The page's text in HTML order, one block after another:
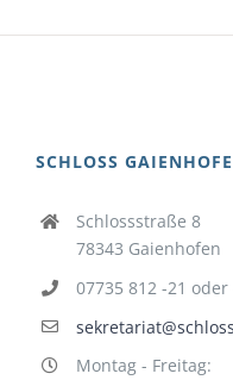
SCHLOSS
Schlossstraße 8
78343 Gaienhofen
07735 812 -21 oder
Montag - Freitag: